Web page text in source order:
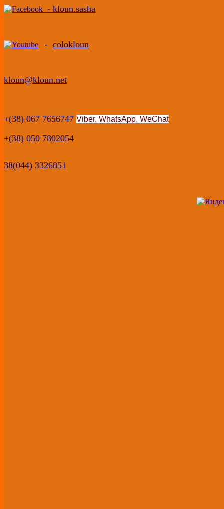
- kloun.sasha
- colokloun
kloun@kloun.net
+(38) 067 7656747 Viber, WhatsApp, WeChat
+(38) 050 7802054
38(044) 3326851